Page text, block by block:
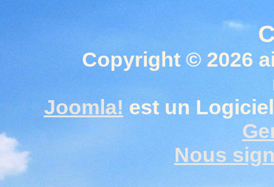
Copyright © 2026
Joomla! est un
Nous